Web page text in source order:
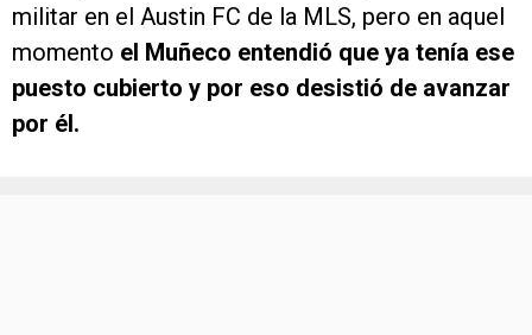
militar en el Austin FC de la MLS, pero en aquel
momento el Muñeco entendió que ya tenía ese
puesto cubierto y por eso desistió de avanzar
por él.